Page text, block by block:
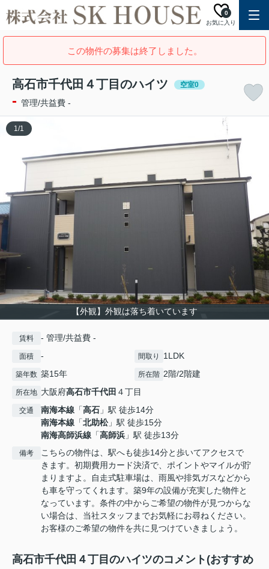
お気に入り
0
この物件の募集は終了しました。
高石市千代田４丁目のハイツ 空室0
- 管理/共益費 -
【外観】外観は落ち着いています
1/1
賃料 - 管理/共益費 -
面積 - 間取り 1LDK
築年数 築15年 所在階 2階/2階建
所在地 大阪府高石市千代田 ４丁目
交通 南海本線 「高石 」駅 徒歩14分
南海本線 「北助松」駅 徒歩15分
南海高師浜線 「高師浜 」駅 徒歩13分
備考
こちらの物件は、駅へも徒歩14分と歩いてアクセスで
きます。初期費用カード決済で、ポイントやマイルが貯
まりますよ。自走式駐車場は、雨風や排気ガスなどから
も車を守ってくれます。築9年の設備が充実した物件と
なっています。条件の中からご希望の物件が見つからな
い場合は、当社スタッフまでお気軽にお尋ねください。
お客様のご希望の物件を共に見つけていきましょう。
高石市千代田４丁目のハイツのコメント(おすすめ